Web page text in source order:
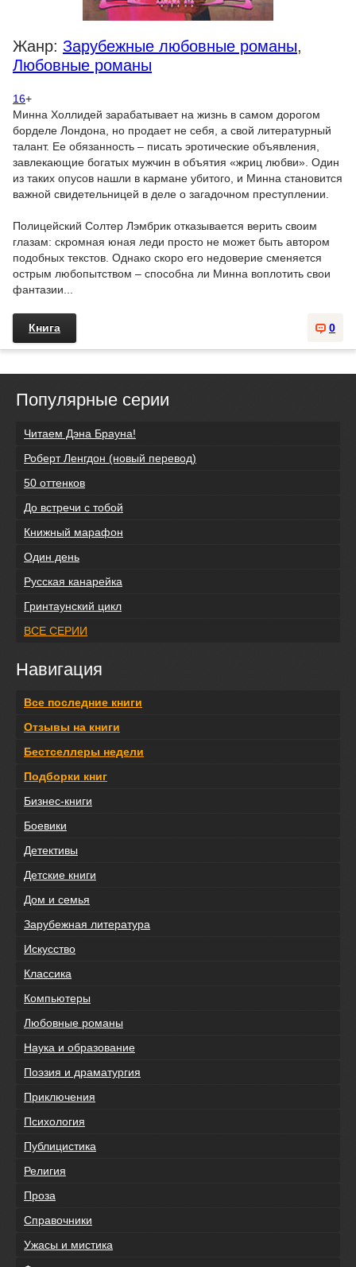
Жанр: Зарубежные любовные романы,
Любовные романы
16+
Минна Холлидей зарабатывает на жизнь в самом дорогом
борделе Лондона, но продает не себя, а свой литературный
талант. Ее обязанность – писать эротические объявления,
завлекающие богатых мужчин в объятия «жриц любви». Один
из таких опусов нашли в кармане убитого, и Минна становится
важной свидетельницей в деле о загадочном преступлении.
Полицейский Солтер Лэмбрик отказывается верить своим
глазам: скромная юная леди просто не может быть автором
подобных текстов. Однако скоро его недоверие сменяется
острым любопытством – способна ли Минна воплотить свои
фантазии...
0
Книга
Популярные серии
Читаем Дэна Брауна!
Роберт Ленгдон (новый перевод)
50 оттенков
До встречи с тобой
Книжный марафон
Один день
Русская канарейка
Гринтаунский цикл
ВСЕ СЕРИИ
Навигация
Все последние книги
Отзывы на книги
Бестселлеры недели
Подборки книг
Бизнес-книги
Боевики
Детективы
Детские книги
Дом и семья
Зарубежная литература
Искусство
Классика
Компьютеры
Любовные романы
Наука и образование
Поэзия и драматургия
Приключения
Психология
Публицистика
Религия
Проза
Справочники
Ужасы и мистика